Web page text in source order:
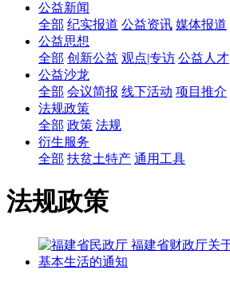
公益新闻
全部 纪实报道 公益资讯 媒体报道
公益思想
全部 创新公益 观点|专访 公益人才
公益沙龙
全部 会议简报 线下活动 项目推介
法规政策
全部 政策 法规
衍生服务
全部 扶贫土特产 通用工具
法规政策